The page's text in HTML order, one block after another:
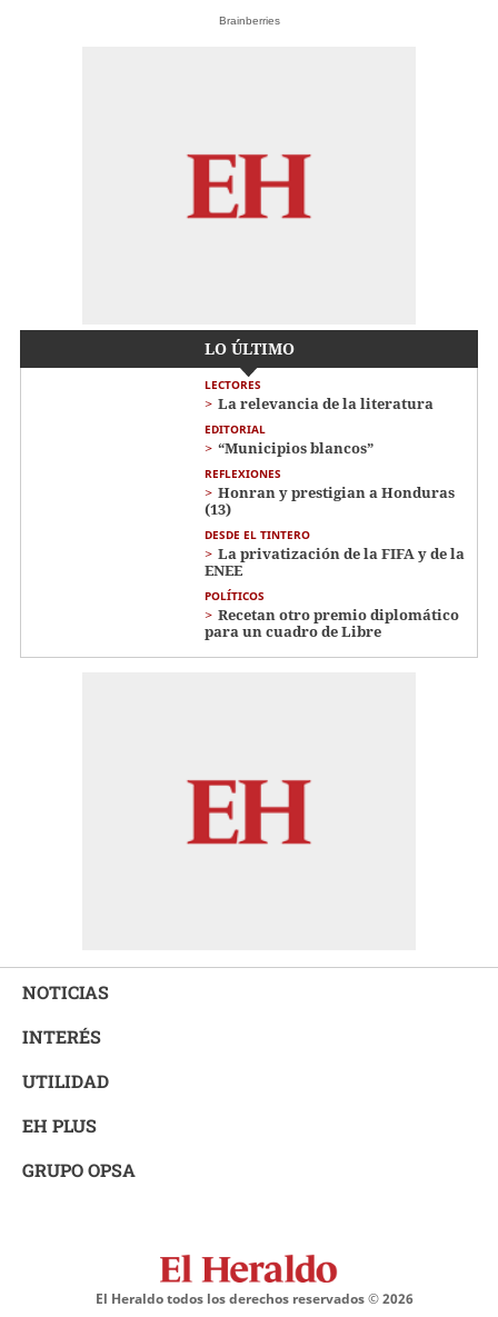
Brainberries
LO ÚLTIMO
LECTORES
La relevancia de la literatura
EDITORIAL
“Municipios blancos”
REFLEXIONES
Honran y prestigian a Honduras
(13)
DESDE EL TINTERO
La privatización de la FIFA y de la
ENEE
POLÍTICOS
Recetan otro premio diplomático
para un cuadro de Libre
NOTICIAS
INTERÉS
UTILIDAD
EH PLUS
GRUPO OPSA
El Heraldo todos los derechos reservados ©2026